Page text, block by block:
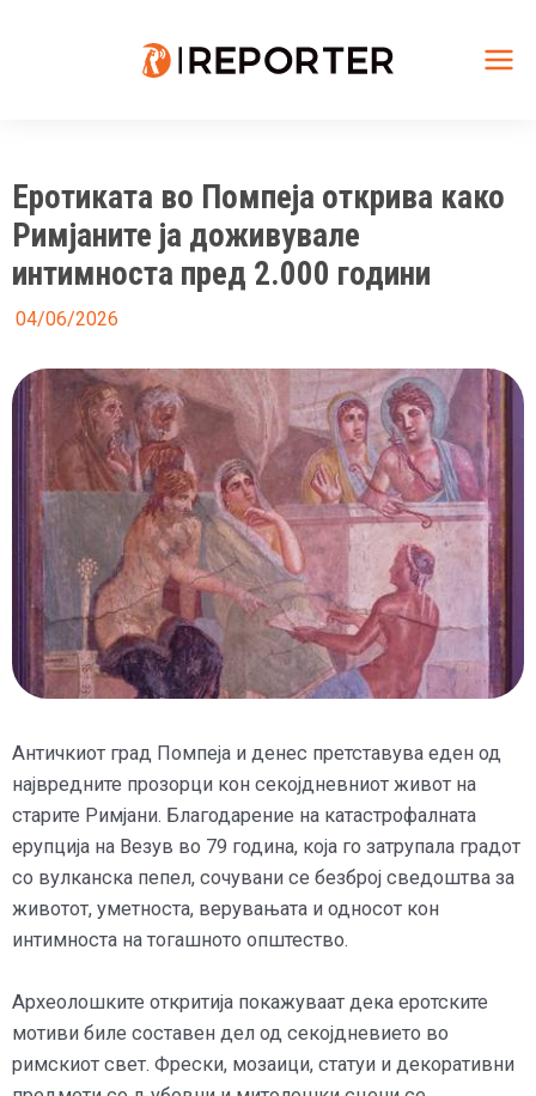
Еротиката во Помпеја открива како
Римјаните ја доживувале
интимноста пред 2.000 години
04/06/2026
Античкиот град Помпеја и денес претставува еден од
највредните прозорци кон секојдневниот живот на
старите Римјани. Благодарение на катастрофалната
ерупција на Везув во 79 година, која го затрупала градот
со вулканска пепел, сочувани се безброј сведоштва за
животот, уметноста, верувањата и односот кон
интимноста на тогашното општество.
Археолошките откритија покажуваат дека еротските
мотиви биле составен дел од секојдневието во
римскиот свет. Фрески, мозаици, статуи и декоративни